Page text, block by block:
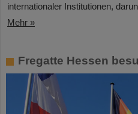
internationaler Institutionen,
Mehr »
Fregatte Hessen